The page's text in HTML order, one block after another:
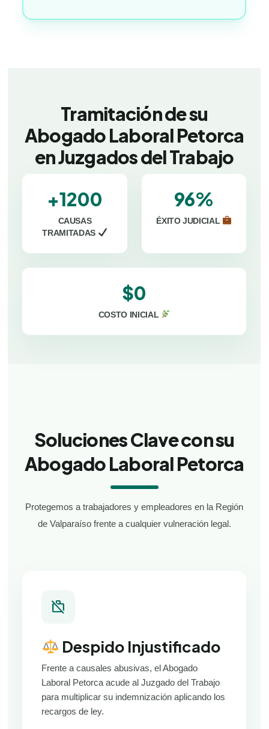
Tramitación de su
Abogado Laboral Petorca
en Juzgados del Trabajo
+1200
CAUSAS
TRAMITADAS
96%
ÉXITO JUDICIAL
$0
COSTO INICIAL
Soluciones Clave con su
Abogado Laboral Petorca
Protegemos a trabajadores y empleadores en la Región
de Valparaíso frente a cualquier vulneración legal.
work_off
Despido Injustificado
Frente a causales abusivas, el Abogado
Laboral Petorca acude al Juzgado del Trabajo
para multiplicar su indemnización aplicando los
recargos de ley.